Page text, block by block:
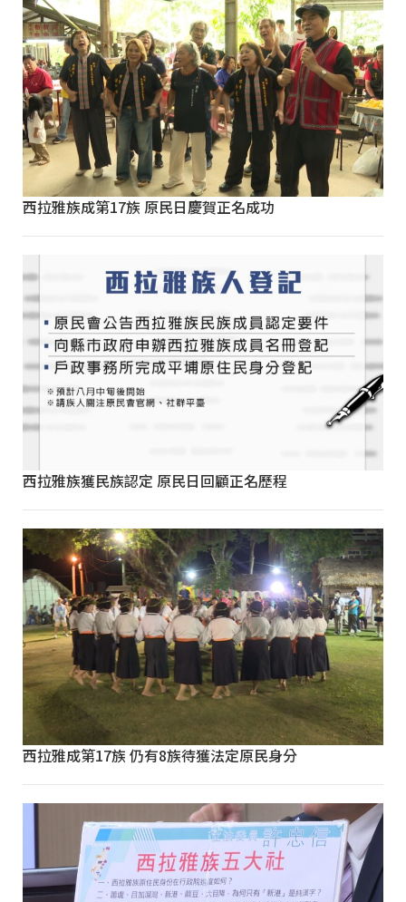
西拉雅族成第17族 原民日慶賀正名成功
西拉雅族獲民族認定 原民日回顧正名歷程
西拉雅成第17族 仍有8族待獲法定原民身分